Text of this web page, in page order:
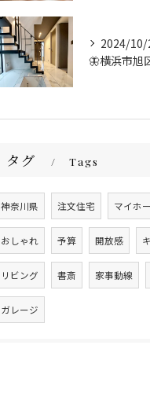
2024/10/
タグ Tags
神奈川県 注文住宅 マイホ
おしゃれ 予算 開放感
リビング 書斎 家事動線
ガレージ